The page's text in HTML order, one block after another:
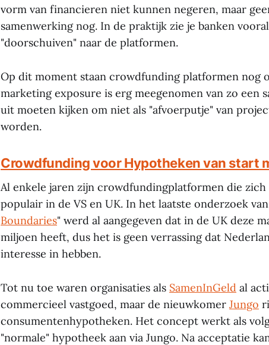
vorm van financieren niet kunnen negeren, maar
samenwerking nog. In de praktijk zie je banken
"doorschuiven" naar de platformen.
Op dit moment staan crowdfunding platformen nog
marketing exposure is erg meegenomen van zo een
uit moeten kijken om niet als "afvoerputje" van
worden.
Crowdfunding voor Hypotheken van start
Al enkele jaren zijn crowdfundingplatformen die
populair in de VS en UK. In het laatste onderzoek
Boundaries" werd al aangegeven dat in de UK deze
miljoen heeft, dus het is geen verrassing dat
interesse in hebben.
Tot nu toe waren organisaties als SamenInGeld al
commercieel vastgoed, maar de nieuwkomer Jungo
consumentenhypotheken. Het concept werkt als
"normale" hypotheek aan via Jungo. Na acceptatie